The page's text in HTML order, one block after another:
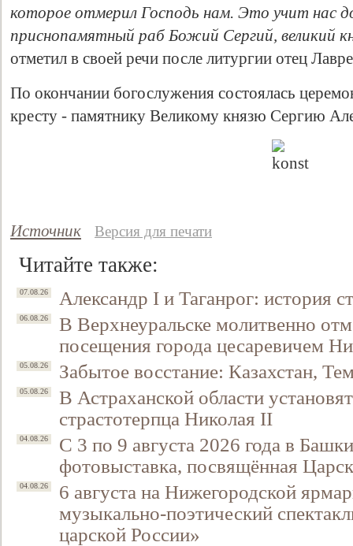
которое отмерил Господь нам. Это учит нас
приснопамятный раб Божий Сергий, великий
отметил в своей речи после литургии отец
По окончании богослужения состоялась
кресту - памятнику Великому князю Сергию
Источник Версия для печати
Читайте также:
07.08.26 Александр I и Таганрог: история
06.08.26
В Верхнеуральске молитвенно
посещения города цесаревичем
05.08.26 Забытое восстание: Казахстан,
05.08.26
В Астраханской области
страстотерпца Николая II
04.08.26
С 3 по 9 августа 2026 года в
фотовыставка, посвящённая
04.08.26
6 августа на Нижегородской
музыкально-поэтический
царской России»